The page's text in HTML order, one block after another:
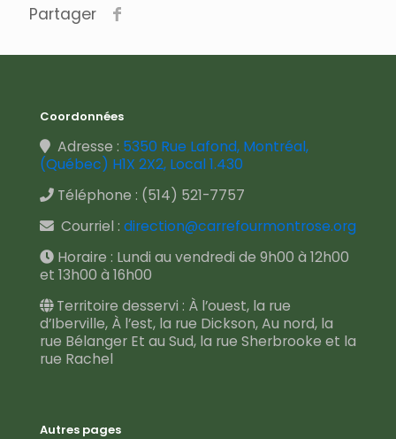
Partager
Coordonnées
Adresse : 5350 Rue Lafond, Montréal,
(Québec) H1X 2X2, Local 1.430
Téléphone : (514) 521-7757
Courriel : direction@carrefourmontrose.org
Horaire : Lundi au vendredi de 9h00 à 12h00
et 13h00 à 16h00
Territoire desservi : À l’ouest, la rue
d’Iberville, À l’est, la rue Dickson, Au nord, la
rue Bélanger Et au Sud, la rue Sherbrooke et la
rue Rachel
Autres pages